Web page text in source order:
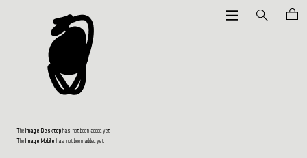
The Image Desktop has not been added yet.
The Image Mobile has not been added yet.